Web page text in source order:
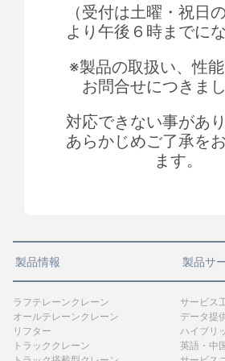
（受付は土曜・祝日
より午後６時までにな
※製品の取扱い、性
お問合せにつきまし
対応できない事があ
あらかじめご了承を
ます。
製品情報
ラフテレーンクレーン
オールテレーンクレーン
リフター
トラッククレーン
製品サ
サービス
データ提
ハイブリ
英語・中